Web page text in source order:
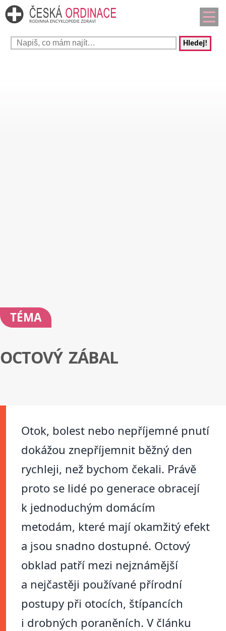
Hledej!
TÉMA
OCTOVÝ ZÁBAL
Otok, bolest nebo nepříjemné pnutí
dokážou znepříjemnit běžný den
rychleji, než bychom čekali. Právě
proto se lidé po generace obracejí
k jednoduchým domácím
metodám, které mají okamžitý efekt
a jsou snadno dostupné. Octový
obklad patří mezi nejznámější
a nejčastěji používané přírodní
postupy při otocích, štípancích
i drobných poraněních. V článku